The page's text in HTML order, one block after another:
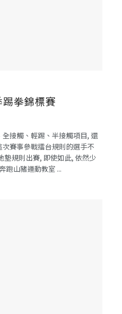
拳錦標賽
接觸、輕踢、半接觸項目, 還
賽事參戰擂台規則的選手不
墊規則出賽, 即使如此, 依然少
跑山豬運動教室 ...